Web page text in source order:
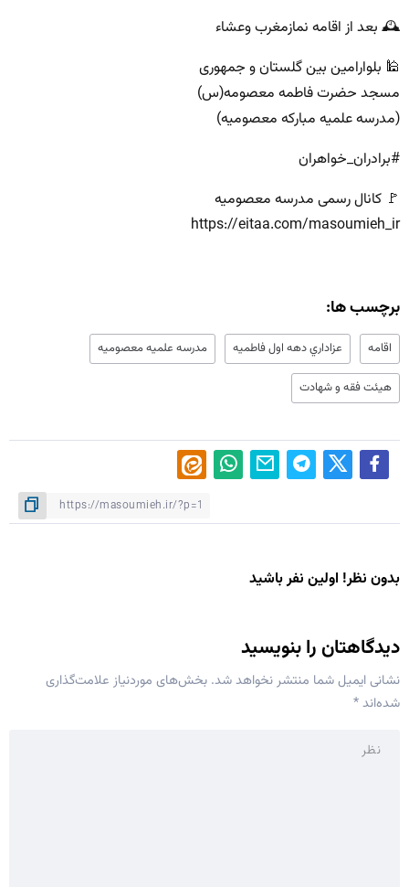
🕰 بعد از اقامه نمازمغرب وعشاء
🕌 بلوارامین بین گلستان و جمهوری
مسجد حضرت فاطمه معصومه(س)
(مدرسه علمیه مبارکه معصومیه)
#برادران_خواهران
🚩 کانال رسمی مدرسه معصومیه
https://eitaa.com/masoumieh_ir
برچسب ها:
اقامه عزاداري دهه اول فاطميه مدرسه علميه معصوميه
هيئت فقه و شهادت
بدون نظر! اولین نفر باشید
دیدگاهتان را بنویسید
نشانی ایمیل شما منتشر نخواهد شد. بخش‌های موردنیاز علامت‌گذاری
شده‌اند*